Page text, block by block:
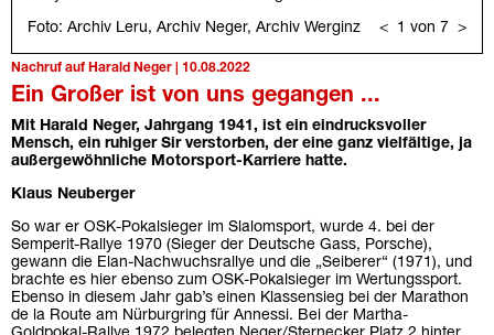
Nachruf auf Harald Neger | 10.08.2022
Ein Großer ist von uns gegangen ...
Mit Harald Neger, Jahrgang 1941, ist ein eindrucksvoller
Mensch, ein ruhiger Sir verstorben, der eine ganz vielfältige, ja
außergewöhnliche Motorsport-Karriere hatte.
Klaus Neuberger
So war er OSK-Pokalsieger im Slalomsport, wurde 4. bei der
Semperit-Rallye 1970 (Sieger der Deutsche Gass, Porsche),
gewann die Elan-Nachwuchsrallye und die „Seiberer“ (1971), und
brachte es hier ebenso zum OSK-Pokalsieger im Wertungssport.
Ebenso in diesem Jahr gab’s einen Klassensieg bei der Marathon
de la Route am Nürburgring für Annessi. Bei der Martha-